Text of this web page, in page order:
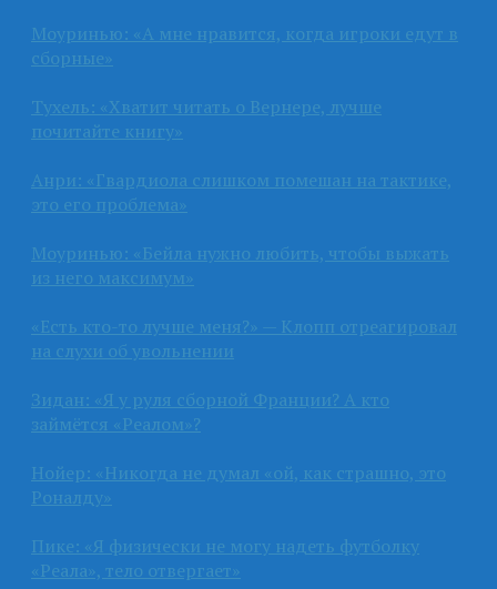
Моуринью: «А мне нравится, когда игроки едут в
сборные»
Тухель: «Хватит читать о Вернере, лучше
почитайте книгу»
Анри: «Гвардиола слишком помешан на тактике,
это его проблема»
Моуринью: «Бейла нужно любить, чтобы выжать
из него максимум»
«Есть кто-то лучше меня?» — Клопп отреагировал
на слухи об увольнении
Зидан: «Я у руля сборной Франции? А кто
займётся «Реалом»?
Нойер: «Никогда не думал «ой, как страшно, это
Роналду»
Пике: «Я физически не могу надеть футболку
«Реала», тело отвергает»